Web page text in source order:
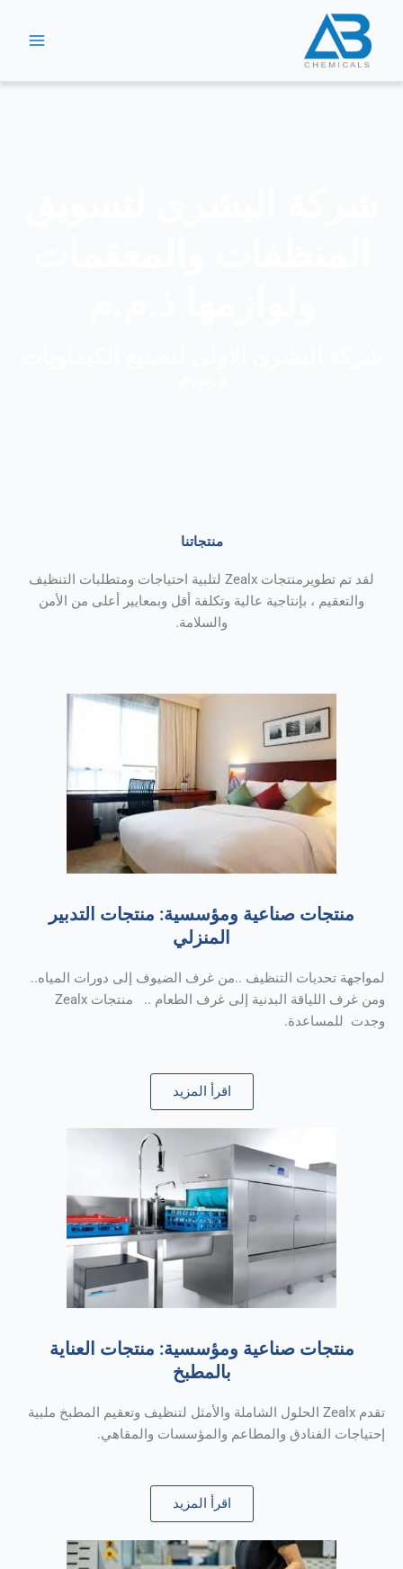
المحتوى
منتجاتنا
لقد تم تطويرمنتجات Zealx لتلبية احتياجات ومتطلبات التنظيف
والتعقيم ، بإنتاجية عالية وتكلفة أقل وبمعايير أعلى من الأمن
والسلامة.
منتجات صناعية ومؤسسية: منتجات التدبير
المنزلي
لمواجهة تحديات التنظيف ..من غرف الضيوف إلى دورات المياه..
ومن غرف اللياقة البدنية إلى غرف الطعام .. منتجات Zealx
وجدت للمساعدة.
اقرأ المزيد
منتجات صناعية ومؤسسية: منتجات العناية
بالمطبخ
تقدم Zealx الحلول الشاملة والأمثل لتنظيف وتعقيم المطبخ ملبية
إحتياجات الفنادق والمطاعم والمؤسسات والمقاهي.
اقرأ المزيد